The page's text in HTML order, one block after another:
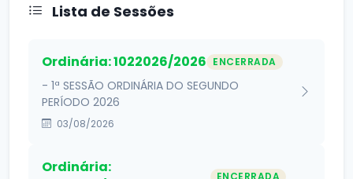
Lista de Sessões
Ordinária: 1022026/2026 ENCERRADA
- 1ª SESSÃO ORDINÁRIA DO SEGUNDO
PERÍODO 2026
03/08/2026
Ordinária:
ENCERRADA